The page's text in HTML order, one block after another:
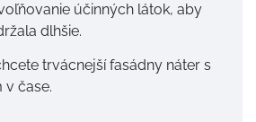
účinných látok, aby
dlhšie.
trvácnejší fasádny náter s
v čase.